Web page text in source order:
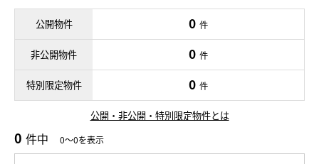
公開物件 0 件
非公開物件 0 件
特別限定物件 0 件
公開・非公開・特別限定物件とは
0 件中 0～0を表示